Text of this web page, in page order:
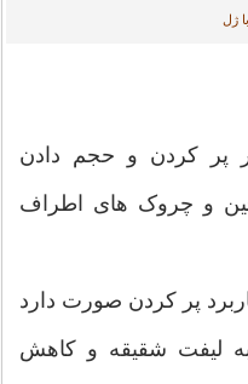
ژل
پر کردن و حجم دادن
و چروک های اطراف
پر کردن صورت دارد
لیفت شقیقه و کاهش